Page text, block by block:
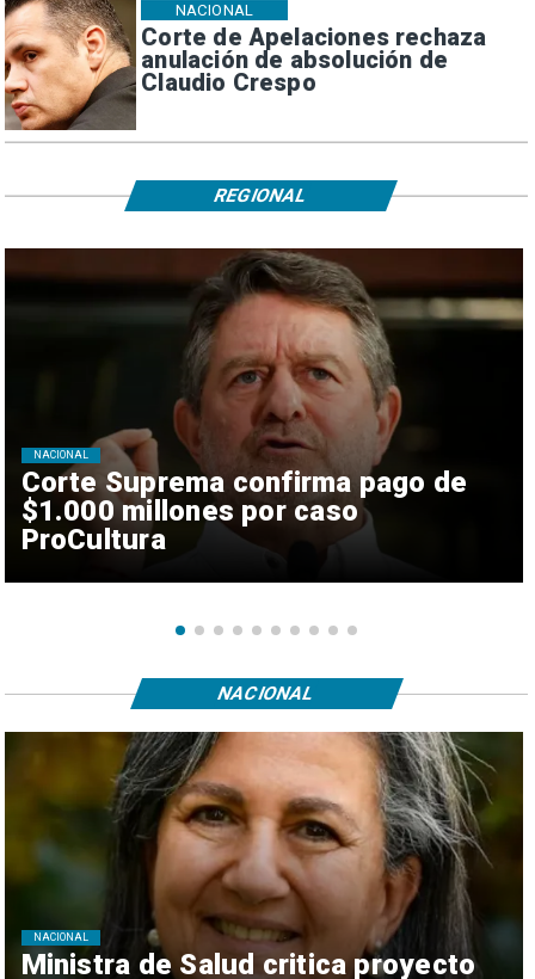
Corte de Apelaciones rechaza
anulación de absolución de
Claudio Crespo
NACIONAL
Corte Suprema confirma pago de
$1.000 millones por caso
ProCultura
NACIONAL
REGIONAL
Ministra de Salud critica proyecto
NACIONAL
NACIONAL